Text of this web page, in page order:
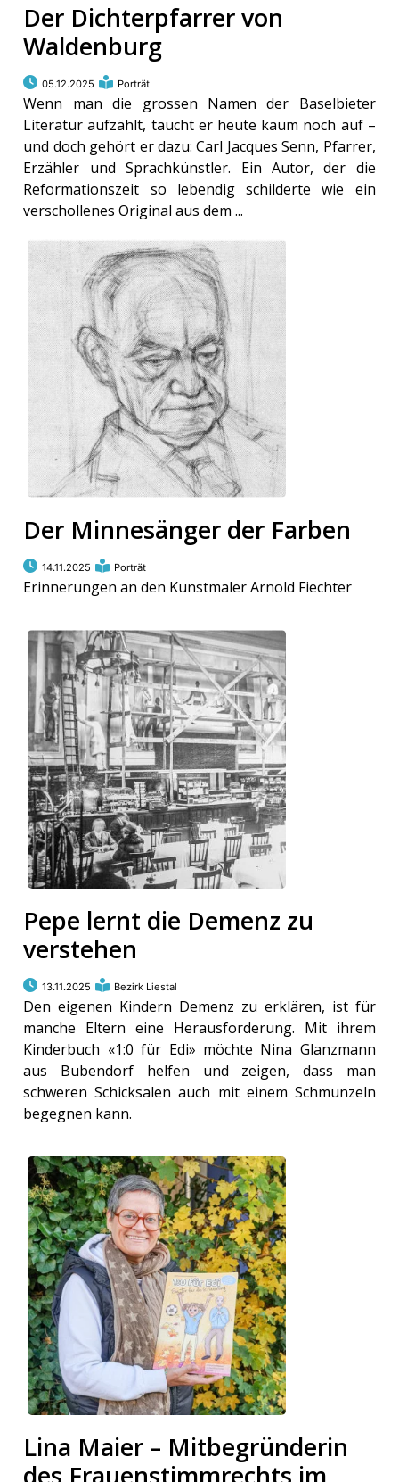
Der Dichterpfarrer von
Waldenburg
05.12.2025 Porträt
Wenn man die grossen Namen der Baselbieter
Literatur aufzählt, taucht er heute kaum noch auf –
und doch gehört er dazu: Carl Jacques Senn, Pfarrer,
Erzähler und Sprachkünstler. Ein Autor, der die
Reformationszeit so lebendig schilderte wie ein
verschollenes Original aus dem ...
Der Minnesänger der Farben
14.11.2025 Porträt
Erinnerungen an den Kunstmaler Arnold Fiechter
Pepe lernt die Demenz zu
verstehen
13.11.2025 Bezirk Liestal
Den eigenen Kindern Demenz zu erklären, ist für
manche Eltern eine Herausforderung. Mit ihrem
Kinderbuch «1:0 für Edi» möchte Nina Glanzmann
aus Bubendorf helfen und zeigen, dass man
schweren Schicksalen auch mit einem Schmunzeln
begegnen kann.
Lina Maier – Mitbegründerin